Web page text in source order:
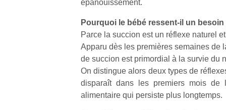
épanouissement.
Pourquoi le bébé ressent-il un
Parce la succion est un réflexe naturel
Apparu dès les premières semaines de
de succion est primordial à la survie du
On distingue alors deux types de
disparaît dans les premiers mois
alimentaire qui persiste plus longtemps.